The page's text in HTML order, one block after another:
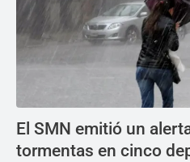
El SMN emitió un
tormentas en cinco